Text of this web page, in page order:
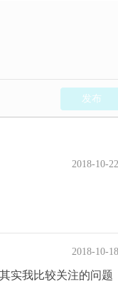
发布
2018-10-22
2018-10-18
实我比较关注的问题